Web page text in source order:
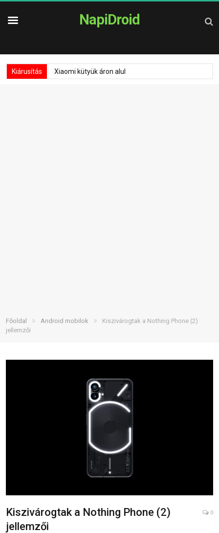
NapiDroid
Kiárusítás Xiaomi kütyük áron alul
Főoldal » Android mobilok »
Kiszivárogtak a Nothing Phone (2)
jellemzői
Kiszivárogtak a Nothing Phone (2)
jellemzői
0